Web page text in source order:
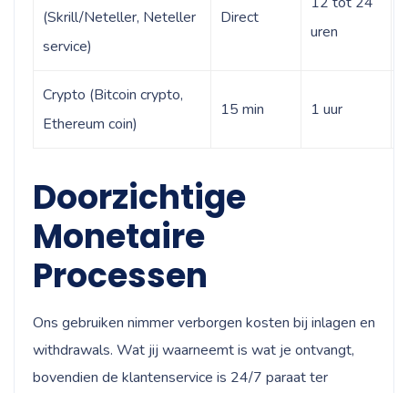
(Skrill/Neteller, Neteller
service)
Direct
uren
Crypto (Bitcoin crypto,
Ethereum coin)
15 min 1 uur
Doorzichtige
Monetaire
Processen
Ons gebruiken nimmer verborgen kosten bij inlagen en
withdrawals. Wat jij waarneemt is wat je ontvangt,
bovendien de klantenservice is 24/7 paraat ter